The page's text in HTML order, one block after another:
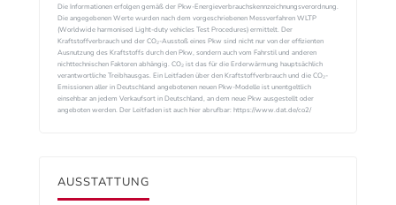
Die Informationen erfolgen gemäß der Pkw-Energieverbrauchskennzeichnungsverordnung.
Die angegebenen Werte wurden nach dem vorgeschriebenen Messverfahren WLTP
(Worldwide harmonised Light-duty vehicles Test Procedures) ermittelt. Der
Kraftstoffverbrauch und der CO₂-Ausstoß eines Pkw sind nicht nur von der effizienten
Ausnutzung des Kraftstoffs durch den Pkw, sondern auch vom Fahrstil und anderen
nichttechnischen Faktoren abhängig. CO₂ ist das für die Erderwärmung hauptsächlich
verantwortliche Treibhausgas. Ein Leitfaden über den Kraftstoffverbrauch und die CO₂-
Emissionen aller in Deutschland angebotenen neuen Pkw-Modelle ist unentgeltlich
einsehbar an jedem Verkaufsort in Deutschland, an dem neue Pkw ausgestellt oder
angeboten werden. Der Leitfaden ist auch hier abrufbar: https://www.dat.de/co2/
AUSSTATTUNG